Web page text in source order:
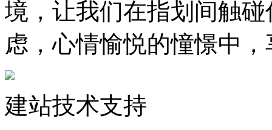
境，让我们在指划间触
虑，心情愉悦的憧憬中
建站技术支持